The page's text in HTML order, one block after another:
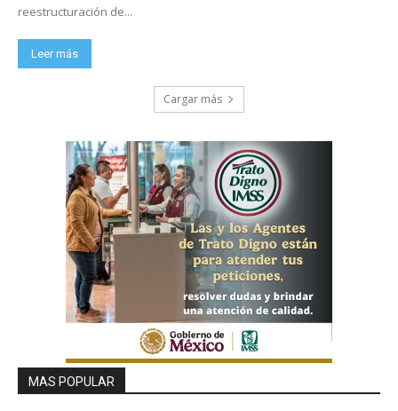
reestructuración de...
Leer más
Cargar más
MAS POPULAR